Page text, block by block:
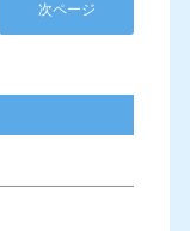
次ページ